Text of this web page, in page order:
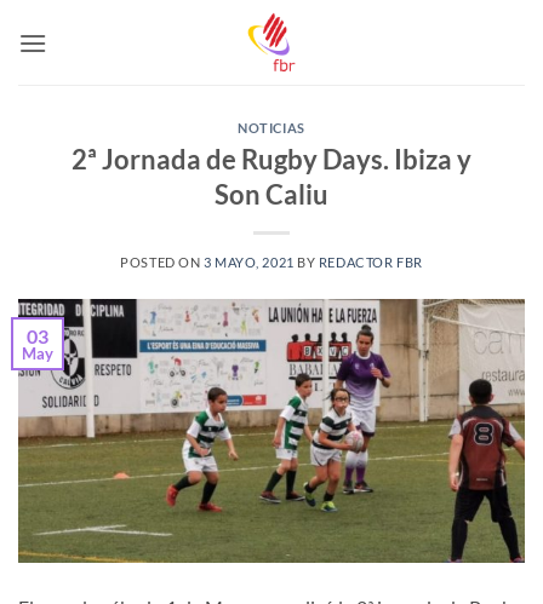
NOTICIAS
2ª Jornada de Rugby Days. Ibiza y
Son Caliu
POSTED ON 3 MAYO, 2021 BY REDACTOR FBR
03
May